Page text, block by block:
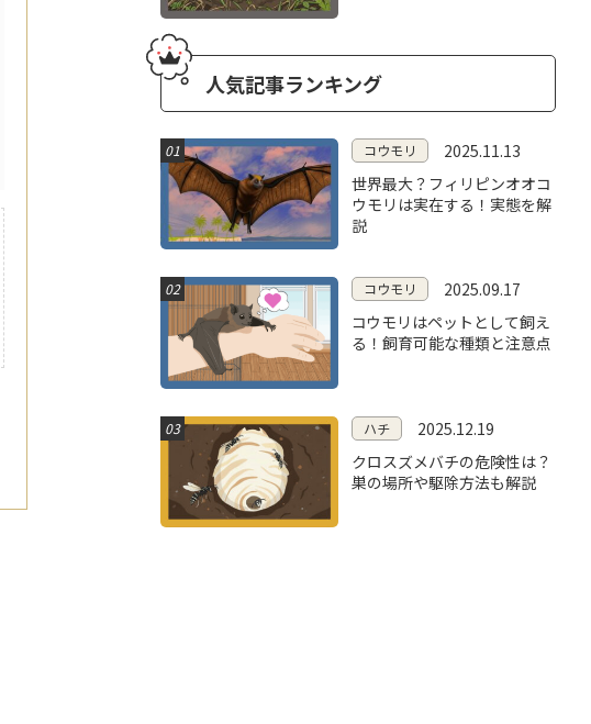
人気記事ランキング
01 コウモリ
2025.11.13
世界最大？フィリピンオオコ
ウモリは実在する！実態を解
説
02 コウモリ
2025.09.17
コウモリはペットとして飼え
る！飼育可能な種類と注意点
03 ハチ
2025.12.19
クロスズメバチの危険性は？
巣の場所や駆除方法も解説